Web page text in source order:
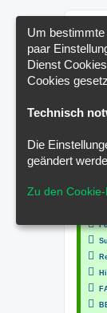
Um
paar
Dienst
Cookies
Technisch
Die
geändert
Zu den